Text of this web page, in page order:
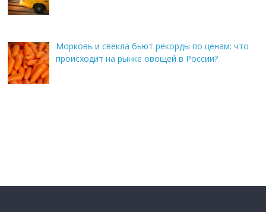
Морковь и свекла бьют рекорды по ценам: что
происходит на рынке овощей в России?